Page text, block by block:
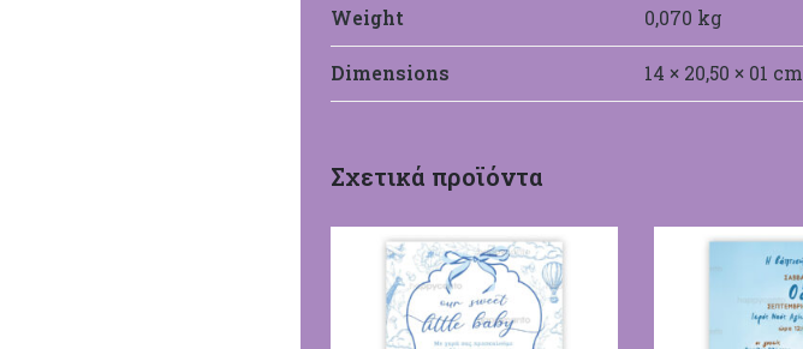
Weight 0,070 kg
Dimensions 14 × 20,50 × 01 cm
Σχετικά προϊόντα